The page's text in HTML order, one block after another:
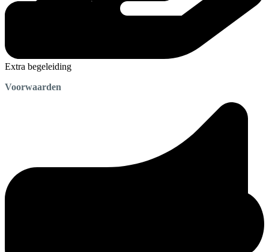
Extra begeleiding
Voorwaarden